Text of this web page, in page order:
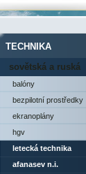
TECHNIKA
sovětská a ruská
technika
balóny
bezpilotní prostředky
ekranoplány
hgv
letecká technika
afanasev n.i.